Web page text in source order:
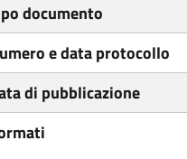
documento
e data protocollo
di pubblicazione